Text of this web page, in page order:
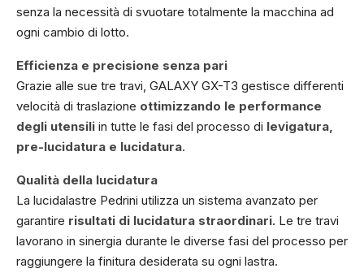
senza la necessità di svuotare totalmente la macchina ad
ogni cambio di lotto.
Efficienza e precisione senza pari
Grazie alle sue tre travi, GALAXY GX-T3 gestisce differenti
velocità di traslazione ottimizzando le performance
degli utensili in tutte le fasi del processo di levigatura,
pre-lucidatura e lucidatura.
Qualità della lucidatura
La lucidalastre Pedrini utilizza un sistema avanzato per
garantire risultati di lucidatura straordinari. Le tre travi
lavorano in sinergia durante le diverse fasi del processo per
raggiungere la finitura desiderata su ogni lastra.